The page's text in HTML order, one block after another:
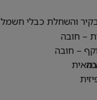
והשחלת כבלי חשמל
– חובה
– חובה